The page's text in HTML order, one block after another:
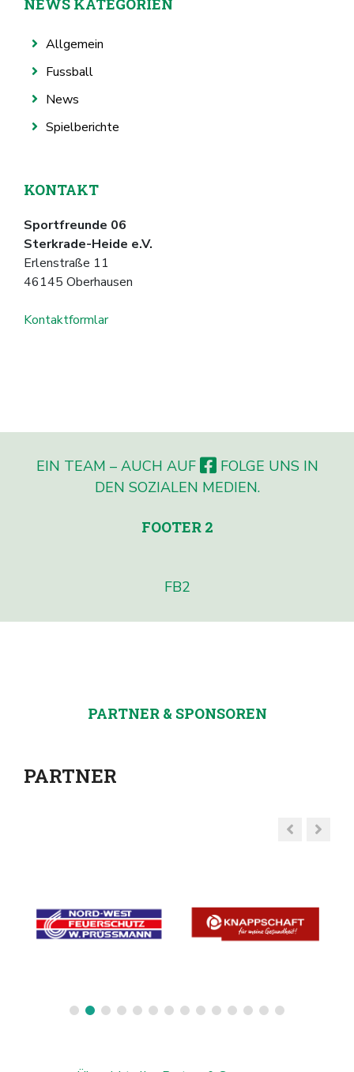
NEWS KATEGORIEN
Allgemein
Fussball
News
Spielberichte
KONTAKT
Sportfreunde 06
Sterkrade-Heide e.V.
Erlenstraße 11
46145 Oberhausen
Kontaktformlar
EIN TEAM – AUCH AUF
FOLGE UNS IN
DEN SOZIALEN MEDIEN.
FOOTER 2
FB2
PARTNER & SPONSOREN
PARTNER